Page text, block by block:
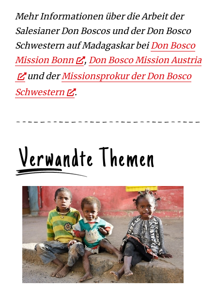
Mehr Informationen über die Arbeit der
Salesianer Don Boscos und der Don Bosco
Schwestern auf Madagaskar beiDon Bosco
Mission Bonn
, Don Bosco Mission Austria
und derMissionsprokur der Don Bosco
Schwestern
.
Verwandte Themen